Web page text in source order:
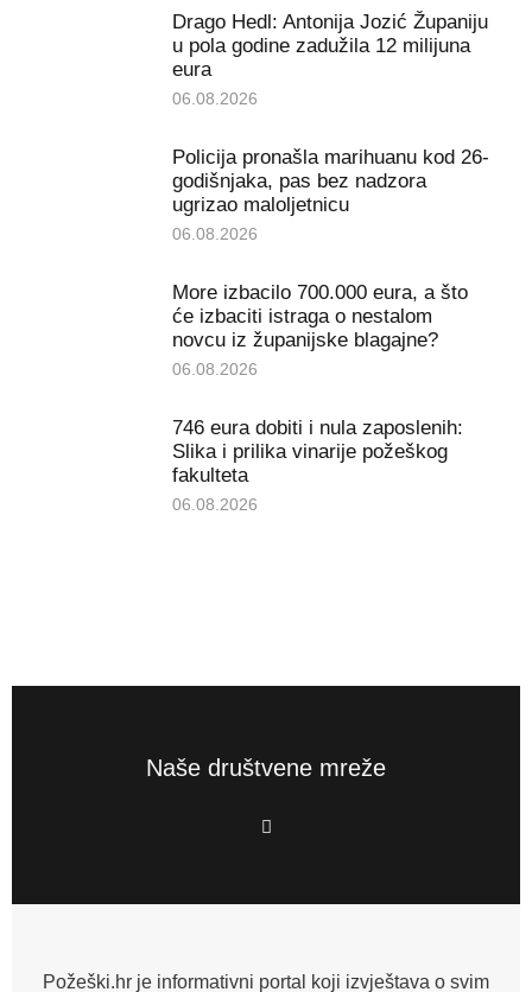
Drago Hedl: Antonija Jozić Županiju
u pola godine zadužila 12 milijuna
eura
06.08.2026
Policija pronašla marihuanu kod 26-
godišnjaka, pas bez nadzora
ugrizao maloljetnicu
06.08.2026
More izbacilo 700.000 eura, a što
će izbaciti istraga o nestalom
novcu iz županijske blagajne?
06.08.2026
746 eura dobiti i nula zaposlenih:
Slika i prilika vinarije požeškog
fakulteta
06.08.2026
Naše društvene mreže
F
a
o
f
Požeški.hr je informativni portal koji izvještava o svim